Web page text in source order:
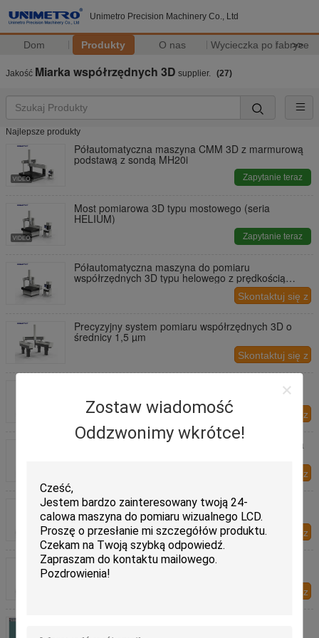
Unimetro Precision Machinery Co., Ltd
Dom Produkty O nas Wycieczka po fabryce
>>
Zostaw wiadomość
Oddzwonimy wkrótce!
Jakość Miarka współrzędnych 3D supplier. (27)
Najlepsze produkty
Półautomatyczna maszyna CMM 3D z marmurową
podstawą z sondą MH20i
Zapytanie teraz
Most pomiarowa 3D typu mostowego (seria
HELIUM)
Zapytanie teraz
Półautomatyczna maszyna do pomiaru
współrzędnych 3D typu helowego z prędkością
Skontaktuj się z
Precyzyjny system pomiaru współrzędnych 3D o
średnicy 1,5 µm
Skontaktuj się z
nami
System sterowania CNC wysokiej precyzji typu
Skontaktuj się z
Współrzędnościowa maszyna pomiarowa 3D, seria
Skontaktuj się z
Współrzędnościowe maszyny pomiarowe 3D i
systemy do inżynierii odwrotnej skanerów
laserowych
Skontaktuj się z
Bardzo precyzyjna współrzędnościowa maszyna
pomiarowa 3D o średnicy 1,1 µm
Skontaktuj się z